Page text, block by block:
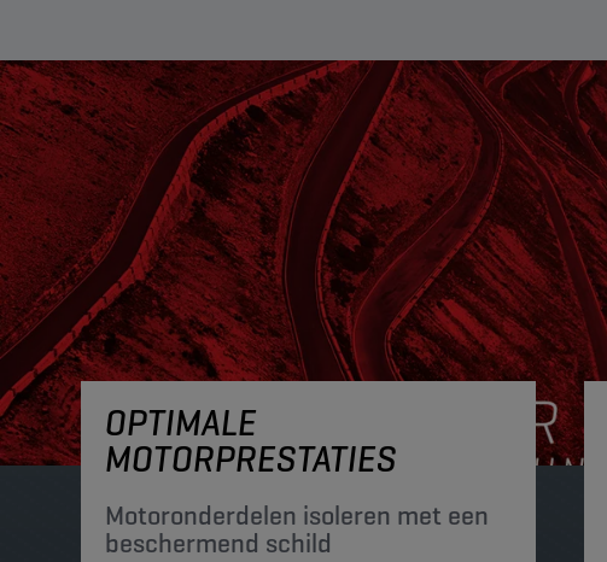
OPTIMALE
MOTORPRESTATIES
Motoronderdelen isoleren met een
beschermend schild